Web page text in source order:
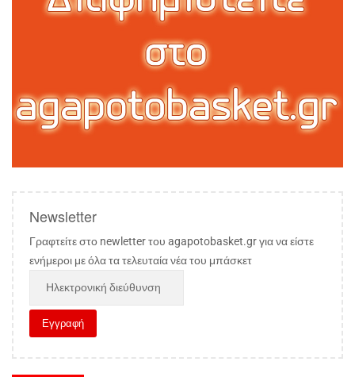
Newsletter
Γραφτείτε στο newletter του agapotobasket.gr για να είστε
ενήμεροι με όλα τα τελευταία νέα του μπάσκετ